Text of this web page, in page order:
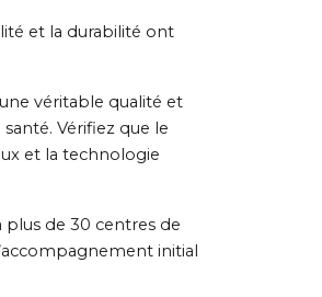
et la durabilité ont
véritable qualité et
Vérifiez que le
et la technologie
de 30 centres de
initial